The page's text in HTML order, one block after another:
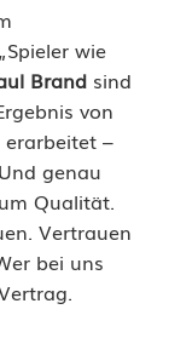
wie
Brand sind
von
erarbeitet –
genau
Qualität.
Vertrauen
bei uns